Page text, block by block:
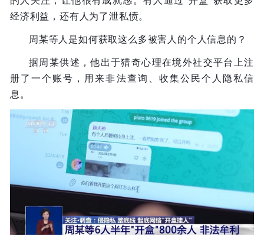
经济利益，还有人为了泄私愤。
周某等人是如何获取这么多被害人的个人信息的？
据周某供述，他出于猎奇心理在境外社交平台上注
册了一个账号，用来非法查询、收集公民个人隐私信
息。